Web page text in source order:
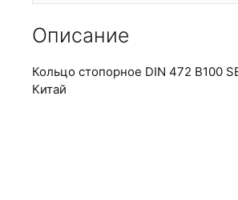
Описание
Кольцо стопорное DIN 472 B100
Китай